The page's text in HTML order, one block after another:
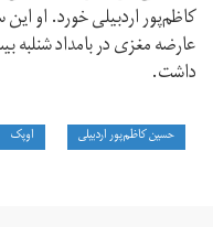
کاظم‌پور اردبیلی خورد. او
عارضه مغزی در بامداد
داشت.
حسین کاظم‌پور اردبیلی اوپک